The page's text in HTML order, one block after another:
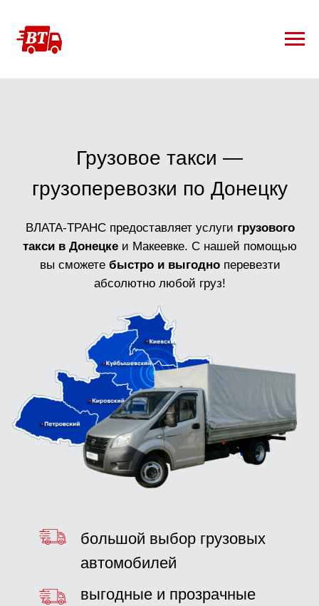
быстрая подача машины
выгодные и прозрачные
тарифы
большой выбор грузовых
автомобилей
ВЛАТА-ТРАНС предоставляет услуги
грузового
вы сможетебыстро и выгодно перевезти
абсолютно любой груз!